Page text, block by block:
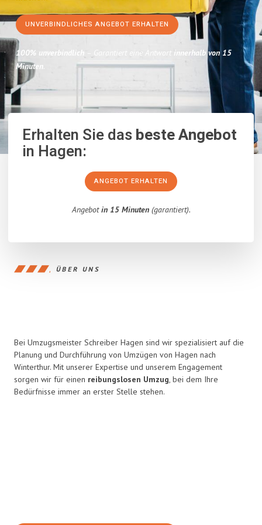
UNVERBINDLICHES ANGEBOT ERHALTEN
100% unverbindlich – Garantiert eine Antwort innerhalb von 15
Minuten.
Erhalten Sie dasbeste Angebot
in Hagen:
ANGEBOT ERHALTEN
Angebotin 15 Minuten(garantiert).
ÜBER UNS
Bei Umzugsmeister Schreiber Hagen sind wir spezialisiert auf die
Planung und Durchführung von Umzügen von Hagen nach
Winterthur. Mit unserer Expertise und unserem Engagement
sorgen wir für einen reibungslosen Umzug, bei dem Ihre
Bedürfnisse immer an erster Stelle stehen.